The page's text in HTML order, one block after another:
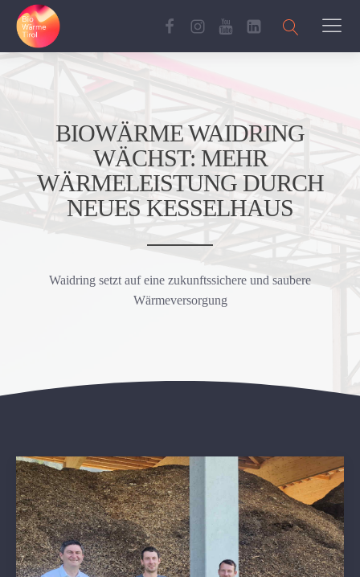
BIOWÄRME WAIDRING
WÄCHST: MEHR
WÄRMELEISTUNG DURCH
NEUES KESSELHAUS
Waidring setzt auf eine zukunftssichere und saubere
Wärmeversorgung